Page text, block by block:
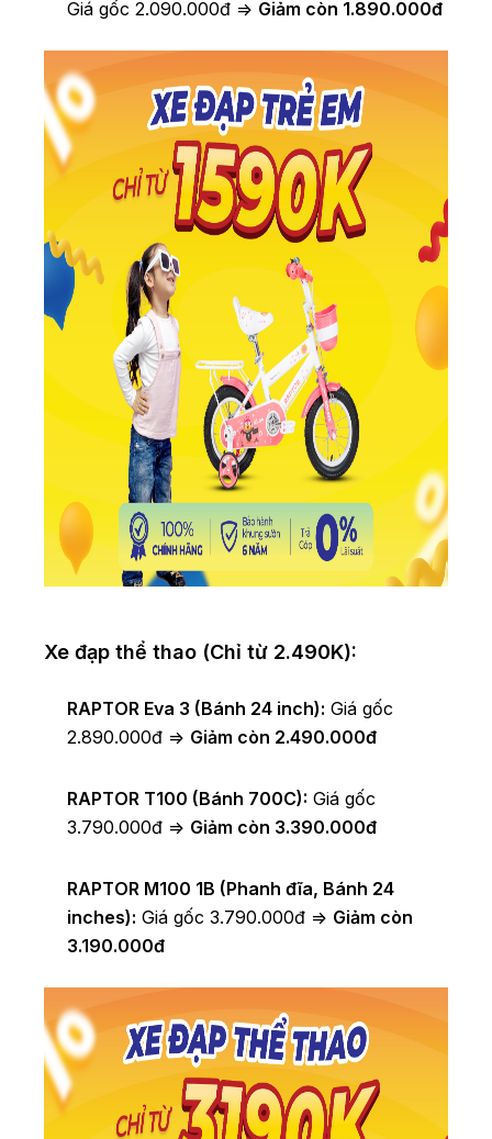
Giá gốc 2.090.000đ => Giảm còn 1.890.000đ
Xe đạp thể thao (Chỉ từ 2.490K):
RAPTOR Eva 3 (Bánh 24 inch): Giá gốc
2.890.000đ => Giảm còn 2.490.000đ
RAPTOR T100 (Bánh 700C): Giá gốc
3.790.000đ => Giảm còn 3.390.000đ
RAPTOR M100 1B (Phanh đĩa, Bánh 24
inches): Giá gốc 3.790.000đ => Giảm còn
3.190.000đ